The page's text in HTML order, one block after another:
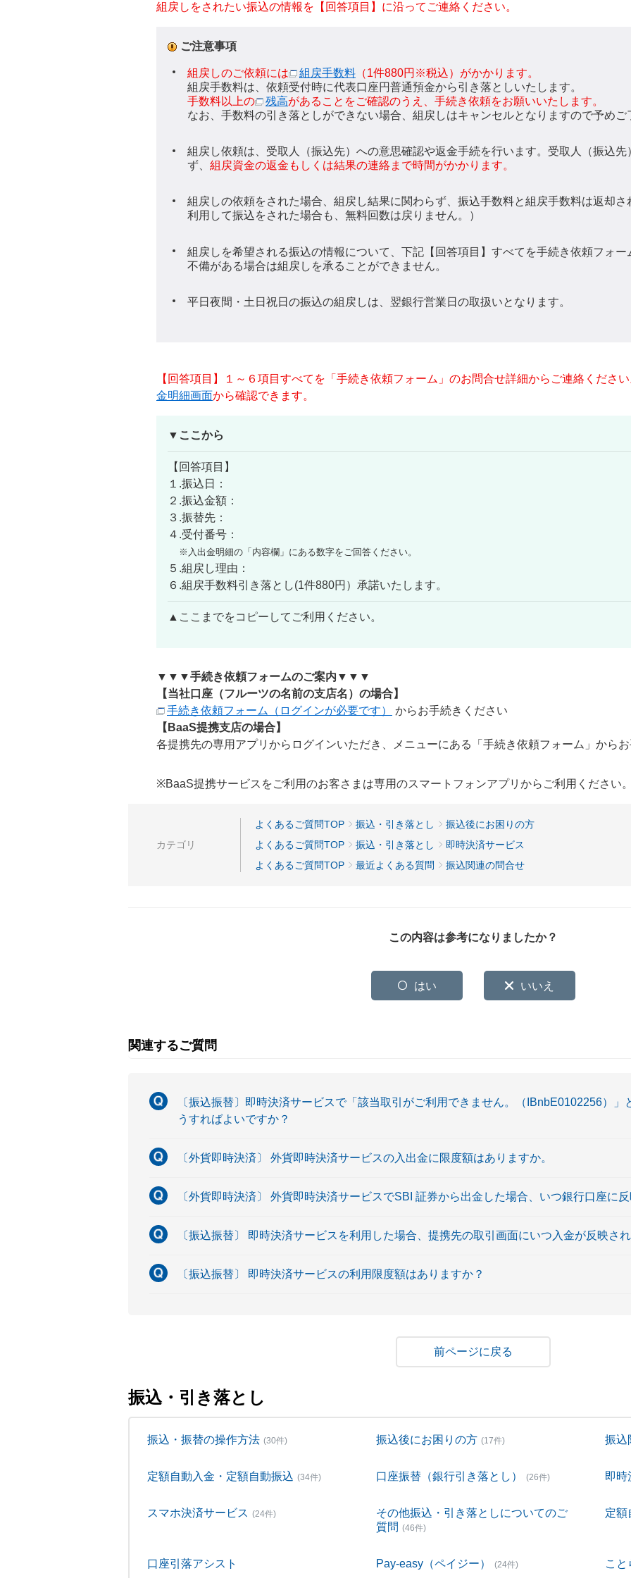
組戻しをされたい振込の情報を 【回答項目】に沿ってご連絡ください。
ご注意事項
組戻しのご依頼には 組戻手数料 （1件880円※税込）がかかります。
組戻手数料は、依頼受付時に代表口座円普通預金から引き落としいたします。
手数料以上の
残高があることをご確認のうえ、手続き依頼をお願いいたします。
なお、手数料の引き落としができない場合、組戻しはキャンセルとなりますので予めご
組戻し依頼は、受取人（振込先）への意思確認や返金手続を行います。受取人（振込
ず、 組戻資金の返金もしくは結果の連絡まで時間がかかります。
組戻しの依頼をされた場合、組戻し結果に関わらず、振込手数料と組戻手数料は返却
利用して振込をされた場合も、無料回数は戻りません。）
組戻しを希望される振込の情報について、下記【回答項目】すべてを手続き依頼フォ
不備がある場合は組戻しを承ることができません。
平日夜間・土日祝日の振込の組戻しは、翌銀行営業日の取扱いとなります。
【回答項目】１～６項目すべてを「手続き依頼フォーム」のお問合せ詳細からご連絡くださ
金明細画面から確認できます。
▼ここから
【回答項目】
１.振込日：
２.振込金額：
３.振替先：
４.受付番号：
※入出金明細の「内容欄」にある数字をご回答ください。
５.組戻し理由：
６.組戻手数料引き落とし(1件880円）承諾いたします。
▲ここまでをコピーしてご利用ください。
▼▼▼手続き依頼フォームのご案内▼▼▼
【当社口座（フルーツの名前の支店名）の場合】
手続き依頼フォーム（ログインが必要です）
からお手続きください
【BaaS提携支店の場合】
各提携先の専用アプリからログインいただき、メニューにある「手続き依頼フォーム」から
※BaaS提携サービスをご利用のお客さまは専用のスマートフォンアプリからご利用ください。
カテゴリ
よくあるご質問TOP 振込・引き落とし
振込後にお困りの方
よくあるご質問TOP
振込・引き落とし
即時決済サービス
よくあるご質問TOP
最近よくある質問 振込関連の問合せ
この内容は参考になりましたか？
はい いいえ
関連するご質問
〔振込振替〕即時決済サービスで「該当取引がご利用できません。（IBnbE0102256）」
うすればよいですか？
〔外貨即時決済〕 外貨即時決済サービスの入出金に限度額はありますか。
〔外貨即時決済〕 外貨即時決済サービスでSBI 証券から出金した場合、いつ銀行口座に反
〔振込振替〕 即時決済サービスを利用した場合、提携先の取引画面にいつ入金が反映さ
〔振込振替〕 即時決済サービスの利用限度額はありますか？
戻る
振込・引き落とし
振込・振替の操作方法 (30件) 振込後にお困りの方 (17件) 振込
定額自動入金・定額自動振込 (34件) 口座振替（銀行引き落とし） (26件) 即時
スマホ決済サービス (24件)
その他振込・引き落としについてのご
質問 (46件)
定額
口座引落アシスト Pay-easy（ペイジー） (24件) こと